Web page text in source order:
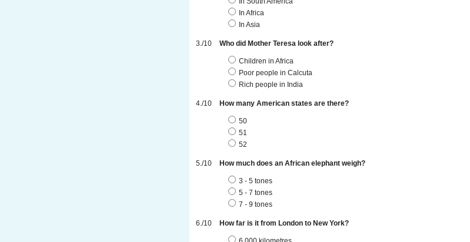
In Africa
In Asia
Who did Mother Teresa look after?
Children in Africa
Poor people in Calcuta
Rich people in India
How many American states are there?
50
51
52
How much does an African elephant weigh?
3 - 5 tones
5 - 7 tones
7 - 9 tones
How far is it from London to New York?